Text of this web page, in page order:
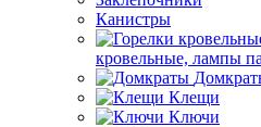
Канистры
кровельные, лампы
Клещи
Ключи